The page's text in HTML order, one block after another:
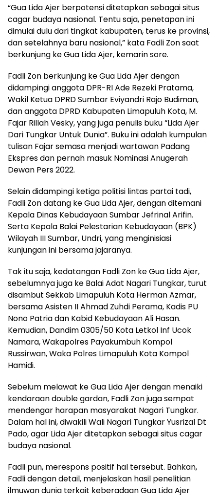
“Gua Lida Ajer berpotensi ditetapkan sebagai situs
cagar budaya nasional. Tentu saja, penetapan ini
dimulai dulu dari tingkat kabupaten, terus ke provinsi,
dan setelahnya baru nasional,” kata Fadli Zon saat
berkunjung ke Gua Lida Ajer, kemarin sore.
Fadli Zon berkunjung ke Gua Lida Ajer dengan
didampingi anggota DPR-RI Ade Rezeki Pratama,
Wakil Ketua DPRD Sumbar Eviyandri Rajo Budiman,
dan anggota DPRD Kabupaten Limapuluh Kota, M.
Fajar Rillah Vesky, yang juga penulis buku “Lida Ajer
Dari Tungkar Untuk Dunia”. Buku ini adalah kumpulan
tulisan Fajar semasa menjadi wartawan Padang
Ekspres dan pernah masuk Nominasi Anugerah
Dewan Pers 2022.
Selain didampingi ketiga politisi lintas partai tadi,
Fadli Zon datang ke Gua Lida Ajer, dengan ditemani
Kepala Dinas Kebudayaan Sumbar Jefrinal Arifin.
Serta Kepala Balai Pelestarian Kebudayaan (BPK)
Wilayah III Sumbar, Undri, yang menginisiasi
kunjungan ini bersama jajaranya.
Tak itu saja, kedatangan Fadli Zon ke Gua Lida Ajer,
sebelumnya juga ke Balai Adat Nagari Tungkar, turut
disambut Sekkab Limapuluh Kota Herman Azmar,
bersama Asisten II Ahmad Zuhdi Perama, Kadis PU
Nono Patria dan Kabid Kebudayaan Ali Hasan.
Kemudian, Dandim 0305/50 Kota Letkol Inf Ucok
Namara, Wakapolres Payakumbuh Kompol
Russirwan, Waka Polres Limapuluh Kota Kompol
Hamidi.
Sebelum melawat ke Gua Lida Ajer dengan menaiki
kendaraan double gardan, Fadli Zon juga sempat
mendengar harapan masyarakat Nagari Tungkar.
Dalam hal ini, diwakili Wali Nagari Tungkar Yusrizal Dt
Pado, agar Lida Ajer ditetapkan sebagai situs cagar
budaya nasional.
Fadli pun, merespons positif hal tersebut. Bahkan,
Fadli dengan detail, menjelaskan hasil penelitian
ilmuwan dunia terkait keberadaan Gua Lida Ajer